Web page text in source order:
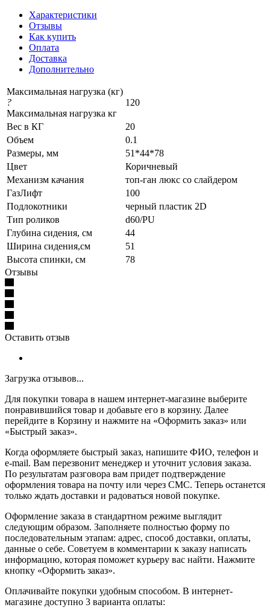
Характеристики
Отзывы
Как купить
Оплата
Доставка
Дополнительно
Максимальная нагрузка (кг)
?
Максимальная нагрузка кг
120
Вес в КГ
20
Объем
0.1
Размеры, мм
51*44*78
Цвет
Коричневый
Механизм качания
топ-ган люкс со слайдером
ГазЛифт
100
Подлокотники
черный пластик 2D
Тип роликов
d60/PU
Глубина сидения, см
44
Ширина сидения,см
51
Высота спинки, см
78
Отзывы
Оставить отзыв
Загрузка отзывов...
Для покупки товара в нашем интернет-магазине выберите
понравившийся товар и добавьте его в корзину. Далее
перейдите в Корзину и нажмите на «Оформить заказ» или
«Быстрый заказ».
Когда оформляете быстрый заказ, напишите ФИО, телефон и
e-mail. Вам перезвонит менеджер и уточнит условия заказа.
По результатам разговора вам придет подтверждение
оформления товара на почту или через СМС. Теперь останется
только ждать доставки и радоваться новой покупке.
Оформление заказа в стандартном режиме выглядит
следующим образом. Заполняете полностью форму по
последовательным этапам: адрес, способ доставки, оплаты,
данные о себе. Советуем в комментарии к заказу написать
информацию, которая поможет курьеру вас найти. Нажмите
кнопку «Оформить заказ».
Оплачивайте покупки удобным способом. В интернет-
магазине доступно 3 варианта оплаты: